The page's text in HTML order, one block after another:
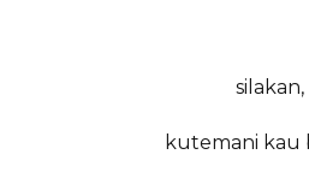
silakan,
kutemani kau